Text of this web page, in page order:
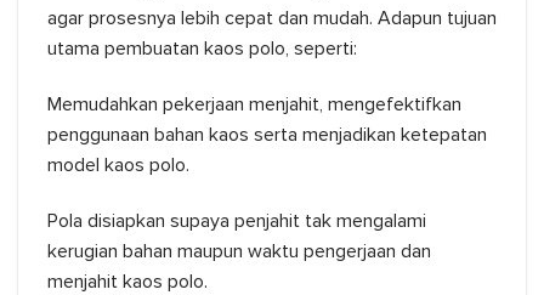
agar prosesnya lebih cepat dan mudah. Adapun tujuan
utama pembuatan kaos polo, seperti:
Memudahkan pekerjaan menjahit, mengefektifkan
penggunaan bahan kaos serta menjadikan ketepatan
model kaos polo.
Pola disiapkan supaya penjahit tak mengalami
kerugian bahan maupun waktu pengerjaan dan
menjahit kaos polo.